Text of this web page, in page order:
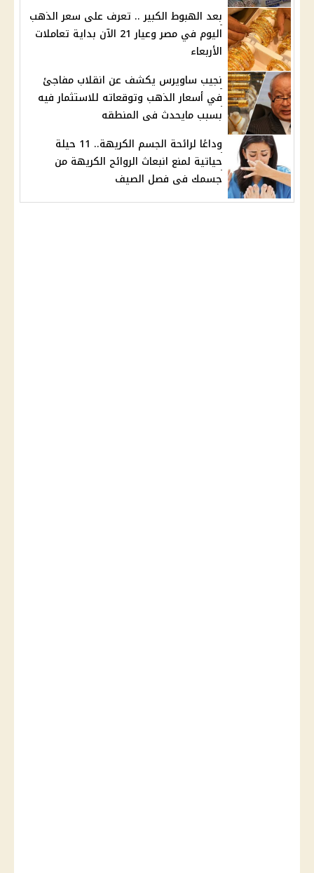
بعد الهبوط الكبير .. تعرف على سعر الذهب
اليوم في مصر وعيار 21 الآن بداية تعاملات
الأربعاء
نجيب ساويرس يكشف عن انقلاب مفاجئ
في أسعار الذهب وتوقعاته للاستثمار فيه
بسبب مايحدث فى المنطقه
وداعًا لرائحة الجسم الكريهة.. 11 حيلة
حياتية لمنع انبعاث الروائح الكريهة من
جسمك فى فصل الصيف